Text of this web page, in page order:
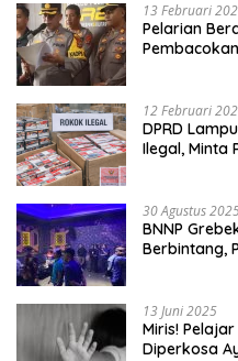
13 Februari
Pelarian
12 Februari
DPRD
Ilegal, Minta
30 Agustus
BNNP
Berbintang,
13 Juni 2025
Miris!
Diperkosa